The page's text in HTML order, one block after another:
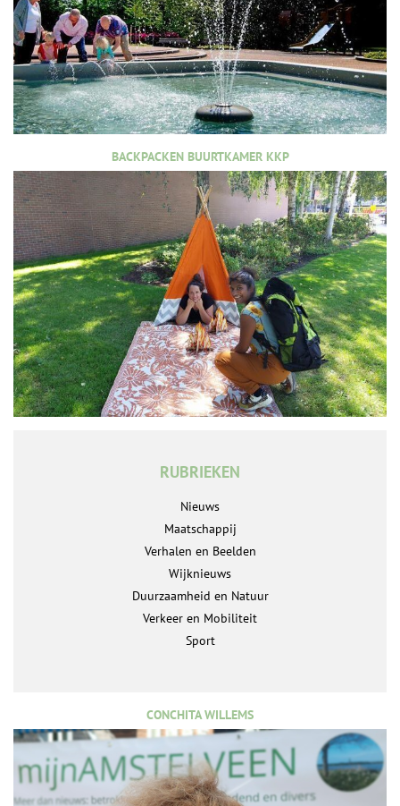
BACKPACKEN BUURTKAMER KKP
RUBRIEKEN
Nieuws
Maatschappij
Verhalen en Beelden
Wijknieuws
Duurzaamheid en Natuur
Verkeer en Mobiliteit
Sport
CONCHITA WILLEMS